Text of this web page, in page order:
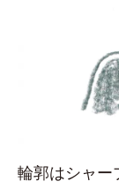
輪郭はシャー